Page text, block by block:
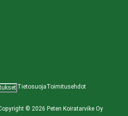
© 2026 Peten Koiratarvike Oy
TietosuojaToimitusehdot